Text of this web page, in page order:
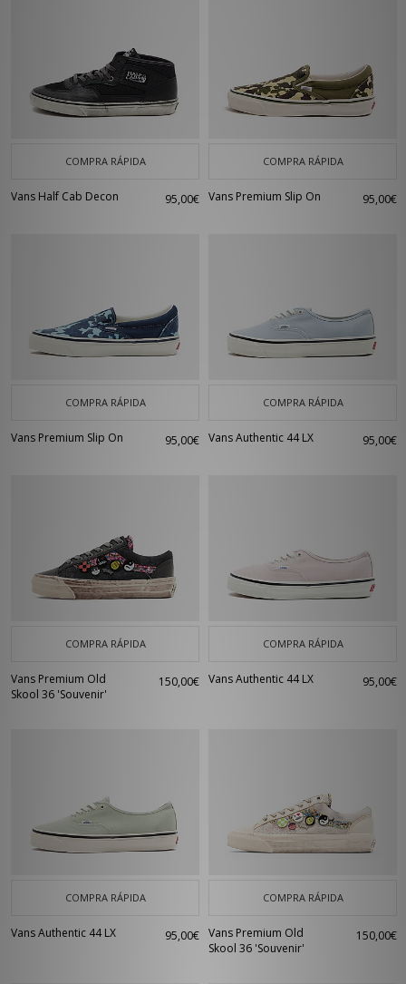
COMPRA RÁPIDA
Vans Half Cab Decon 95,00€
COMPRA RÁPIDA
Vans Premium Slip On 95,00€
COMPRA RÁPIDA
Vans Premium Slip On 95,00€
COMPRA RÁPIDA
Vans Authentic 44 LX 95,00€
COMPRA RÁPIDA
Vans Premium Old
Skool 36 'Souvenir'
150,00€
COMPRA RÁPIDA
Vans Authentic 44 LX 95,00€
COMPRA RÁPIDA
Vans Authentic 44 LX 95,00€
COMPRA RÁPIDA
Vans Premium Old
Skool 36 'Souvenir'
150,00€